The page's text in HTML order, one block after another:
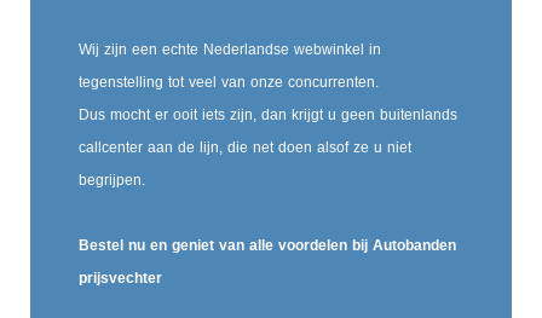
Wij zijn een echte Nederlandse webwinkel in
tegenstelling tot veel van onze concurrenten.
Dus mocht er ooit iets zijn, dan krijgt u geen buitenlands
callcenter aan de lijn, die net doen alsof ze u niet
begrijpen.
Bestel nu en geniet van alle voordelen bij Autobanden
prijsvechter